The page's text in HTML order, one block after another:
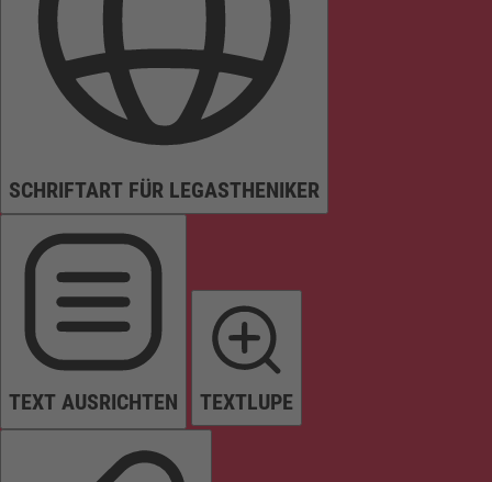
SCHRIFTART FÜR LEGASTHENIKER
TEXT AUSRICHTEN TEXTLUPE